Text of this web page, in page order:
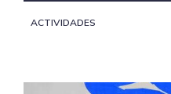
ACTIVIDADES